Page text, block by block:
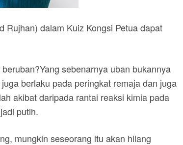
Rujhan) dalam Kuiz Kongsi Petua dapat
sebenarnya uban bukannya
berlaku pada peringkat remaja dan juga
akibat daripada rantai reaksi kimia pada
putih.
mungkin seseorang itu akan hilang